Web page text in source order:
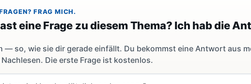
FRAG MICH.
eine Frage zu diesem Thema? Ich hab die
— so, wie sie dir gerade einfällt. Du bekommst eine Antwort aus
Die erste Frage ist kostenlos.